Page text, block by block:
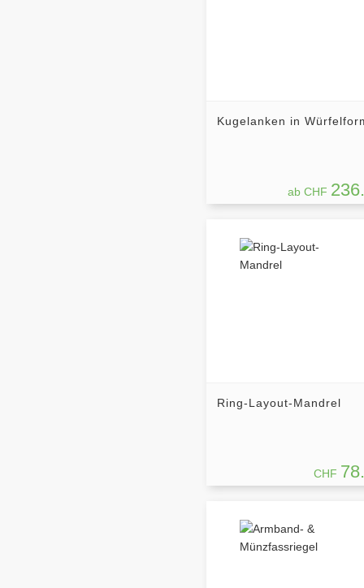
Kugelanken in
ab CHF
Ring-Layout-Mandrel
CHF